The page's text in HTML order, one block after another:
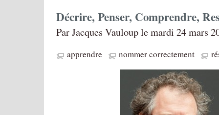
Décrire, Penser, Comprendre,
Par Jacques Vauloup le mardi 24 mars
apprendre nommer correctement